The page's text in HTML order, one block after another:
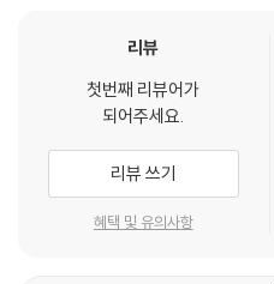
리뷰
첫번째 리뷰어가
되어주세요.
리뷰 쓰기
혜택 및 유의사항